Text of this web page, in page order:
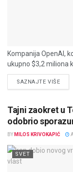
Kompanija OpenAI,
ukupno $3,2 miliona
SAZNAJTE VIŠE
Tajni zaokret u
odobrio
BY MILOS KRIVOKAPIĆ
SVET